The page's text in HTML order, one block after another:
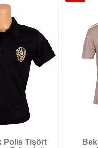
Polis Tişört